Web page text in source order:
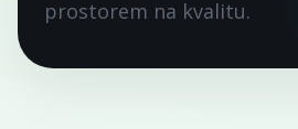
prostorem na kvalitu.